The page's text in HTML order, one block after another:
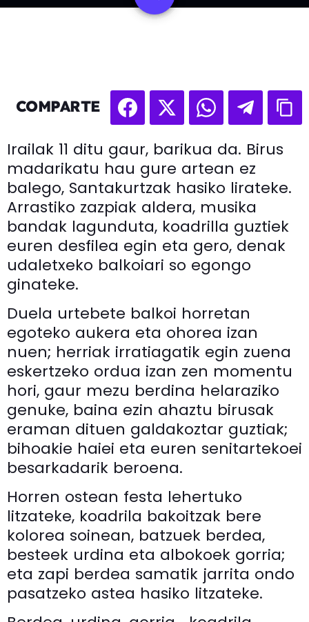
COMPARTE
Irailak 11 ditu gaur, barikua da. Birus
madarikatu hau gure artean ez
balego, Santakurtzak hasiko lirateke.
Arrastiko zazpiak aldera, musika
bandak lagunduta, koadrilla guztiek
euren desfilea egin eta gero, denak
udaletxeko balkoiari so egongo
ginateke.
Duela urtebete balkoi horretan
egoteko aukera eta ohorea izan
nuen; herriak irratiagatik egin zuena
eskertzeko ordua izan zen momentu
hori, gaur mezu berdina helaraziko
genuke, baina ezin ahaztu birusak
eraman dituen galdakoztar guztiak;
bihoakie haiei eta euren senitartekoei
besarkadarik beroena.
Horren ostean festa lehertuko
litzateke, koadrila bakoitzak bere
kolorea soinean, batzuek berdea,
besteek urdina eta albokoek gorria;
eta zapi berdea samatik jarrita ondo
pasatzeko astea hasiko litzateke.